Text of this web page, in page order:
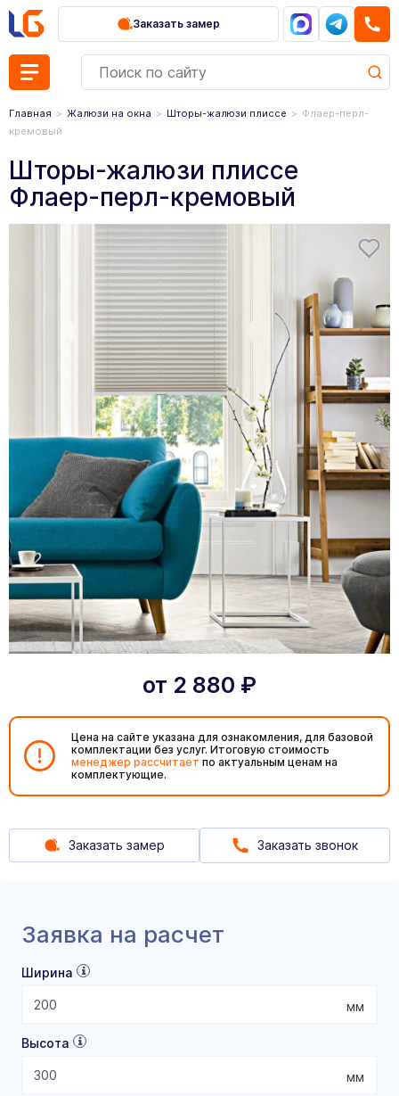
Заказать замер
Главная Жалюзи на окна Шторы-жалюзи плиссе
Флаер-перл-
кремовый
Шторы-жалюзи плиссе
Флаер-перл-кремовый
от 2 880 ₽
Цена на сайте указана для ознакомления, для базовой
комплектации без услуг. Итоговую стоимость
менеджер рассчитает по актуальным ценам на
комплектующие.
Заказать замер Заказать звонок
Заявка на расчет
Ширина
мм
Высота
мм